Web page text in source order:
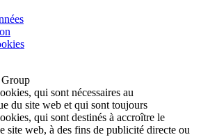
qui sont nécessaires au
du site web et qui sont toujours
qui sont destinés à accroître le
site web, à des fins de publicité directe ou